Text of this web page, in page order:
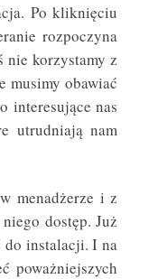
Po kliknięciu
rozpoczyna
nie korzystamy z
musimy obawiać
interesujące nas
utrudniają nam
menadżerze i z
dostęp. Już
do instalacji. I na
poważniejszych